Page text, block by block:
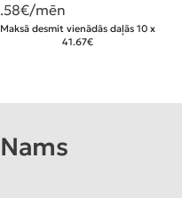
€/mēn
Maksā desmit vienādās daļās 10 x
41.67€